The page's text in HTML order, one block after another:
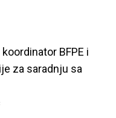
BFPE i
za saradnju sa